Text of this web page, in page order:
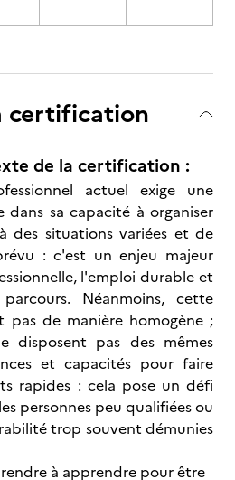
certification
de la certification :
actuel exige une
dans sa capacité à organiser
des situations variées et de
: c'est un enjeu majeur
l'emploi durable et
Néanmoins, cette
de manière homogène ;
disposent pas des mêmes
et capacités pour faire
rapides : cela pose un défi
personnes peu qualifiées ou
trop souvent démunies
à apprendre pour être